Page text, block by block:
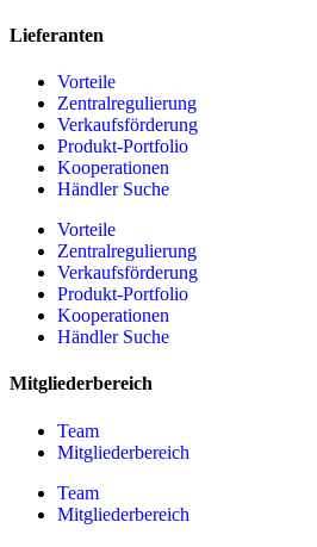
Lieferanten
Vorteile
Zentralregulierung
Verkaufsförderung
Produkt-Portfolio
Kooperationen
Händler Suche
Vorteile
Zentralregulierung
Verkaufsförderung
Produkt-Portfolio
Kooperationen
Händler Suche
Mitgliederbereich
Team
Mitgliederbereich
Team
Mitgliederbereich